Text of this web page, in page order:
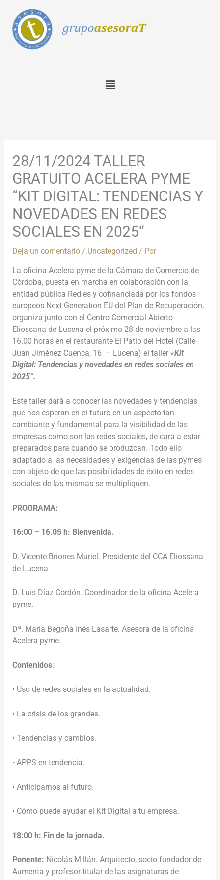
contenido
Menú
28/11/2024 TALLER
GRATUITO ACELERA PYME
“KIT DIGITAL: TENDENCIAS Y
NOVEDADES EN REDES
SOCIALES EN 2025“
Deja un comentario / Uncategorized / Por
La oficina Acelera pyme de la Cámara de Comercio de
Córdoba, puesta en marcha en colaboración con la
entidad pública Red.es y cofinanciada por los fondos
europeos Next Generation EU del Plan de Recuperación,
organiza junto con el Centro Comercial Abierto
Eliossana de Lucena el próximo 28 de noviembre a las
16.00 horas en el restaurante El Patio del Hotel (Calle
Juan Jiménez Cuenca, 16 – Lucena) el taller «Kit
Digital: Tendencias y novedades en redes sociales en
2025“.
Este taller dará a conocer las novedades y tendencias
que nos esperan en el futuro en un aspecto tan
cambiante y fundamental para la visibilidad de las
empresas como son las redes sociales, de cara a estar
preparados para cuando se produzcan. Todo ello
adaptado a las necesidades y exigencias de las pymes
con objeto de que las posibilidades de éxito en redes
sociales de las mismas se multipliquen.
PROGRAMA:
16:00 – 16.05 h: Bienvenida.
D. Vicente Briones Muriel. Presidente del CCA Eliossana
de Lucena
D. Luis Díaz Cordón. Coordinador de la oficina Acelera
pyme.
Dª. María Begoña Inés Lasarte. Asesora de la oficina
Acelera pyme.
Contenidos:
• Uso de redes sociales en la actualidad.
• La crisis de los grandes.
• Tendencias y cambios.
• APPS en tendencia.
• Anticiparnos al futuro.
• Cómo puede ayudar el Kit Digital a tu empresa.
18:00 h: Fin de la jornada.
Ponente: Nicolás Millán. Arquitecto, socio fundador de
Aumenta y profesor titular de las asignaturas de